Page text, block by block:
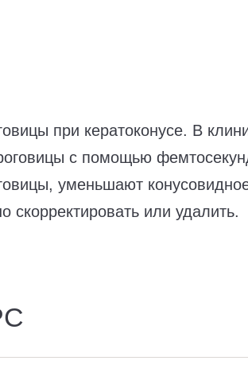
при кератоконусе. В
с помощью
уменьшают
или удалить.